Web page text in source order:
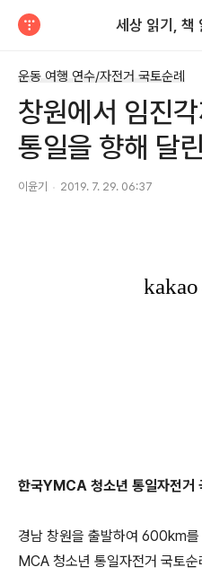
세상 읽기, 책
운동 여행 연수/자전거 국토순례
창원에서 임진
통일을 향해 달
이윤기 2019. 7. 29. 06:37
한국YMCA 청소년 통일자전거
경남 창원을 출발하여 600km
MCA 청소년 통일자전거 국토